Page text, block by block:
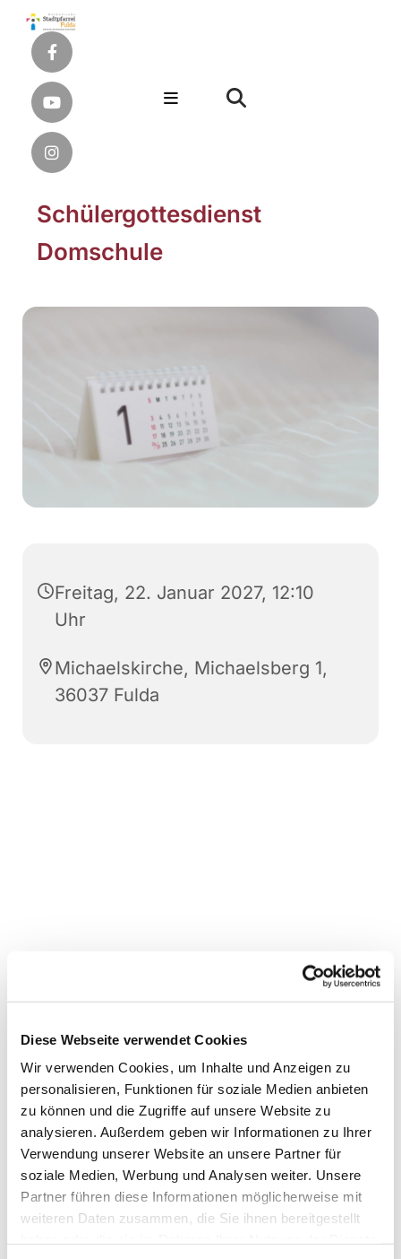
Diese Webseite verwendet Cookies
Wir verwenden Cookies, um Inhalte und Anzeigen zu
personalisieren, Funktionen für soziale Medien anbieten
zu können und die Zugriffe auf unsere Website zu
analysieren. Außerdem geben wir Informationen zu Ihrer
Verwendung unserer Website an unsere Partner für
soziale Medien, Werbung und Analysen weiter. Unsere
Partner führen diese Informationen möglicherweise mit
weiteren Daten zusammen, die Sie ihnen bereitgestellt
Schülergottesdienst
Domschule
Freitag, 22. Januar 2027, 12:10
Uhr
Michaelskirche, Michaelsberg 1,
36037 Fulda
Dies könnte Sie auch
interessieren